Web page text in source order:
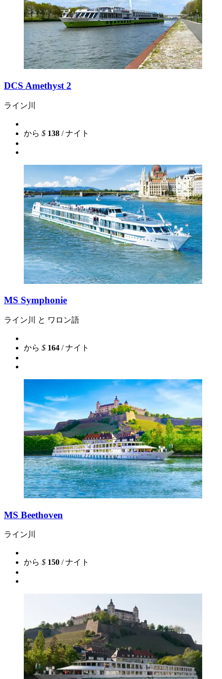
DCS Amethyst 2
ライン川
から $ 138 / ナイト
MS Symphonie
ライン川 と ワロン語
から $ 164 / ナイト
MS Beethoven
ライン川
から $ 150 / ナイト